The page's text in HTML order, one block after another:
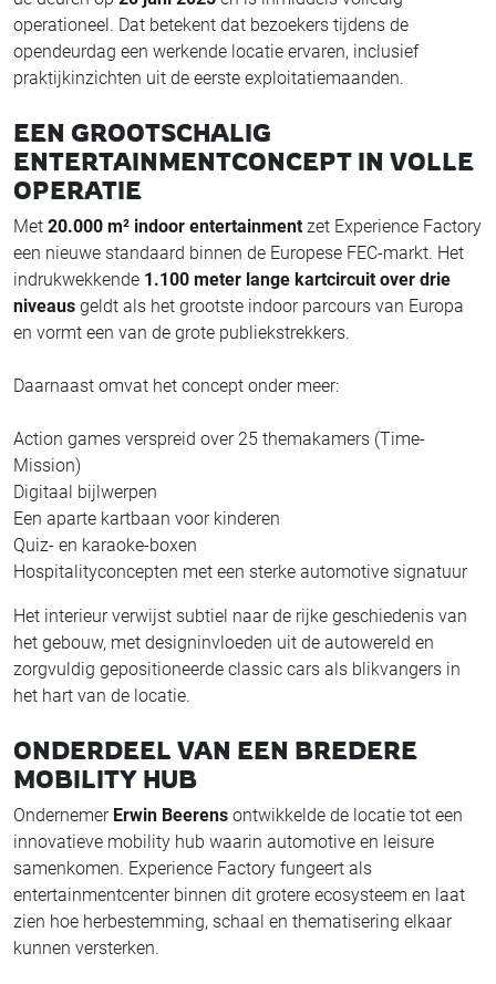
operationeel. Dat betekent dat bezoekers tijdens de
opendeurdag een werkende locatie ervaren, inclusief
praktijkinzichten uit de eerste exploitatiemaanden.
EEN GROOTSCHALIG
ENTERTAINMENTCONCEPT IN VOLLE
OPERATIE
Met 20.000 m² indoor entertainment zet Experience Factory
een nieuwe standaard binnen de Europese FEC-markt. Het
indrukwekkende 1.100 meter lange kartcircuit over drie
niveaus geldt als het grootste indoor parcours van Europa
en vormt een van de grote publiekstrekkers.
Daarnaast omvat het concept onder meer:
Action games verspreid over 25 themakamers (Time-
Mission)
Digitaal bijlwerpen
Een aparte kartbaan voor kinderen
Quiz- en karaoke-boxen
Hospitalityconcepten met een sterke automotive signatuur
Het interieur verwijst subtiel naar de rijke geschiedenis van
het gebouw, met designinvloeden uit de autowereld en
zorgvuldig gepositioneerde classic cars als blikvangers in
het hart van de locatie.
ONDERDEEL VAN EEN BREDERE
MOBILITY HUB
Ondernemer Erwin Beerens ontwikkelde de locatie tot een
innovatieve mobility hub waarin automotive en leisure
samenkomen. Experience Factory fungeert als
entertainmentcenter binnen dit grotere ecosysteem en laat
zien hoe herbestemming, schaal en thematisering elkaar
kunnen versterken.